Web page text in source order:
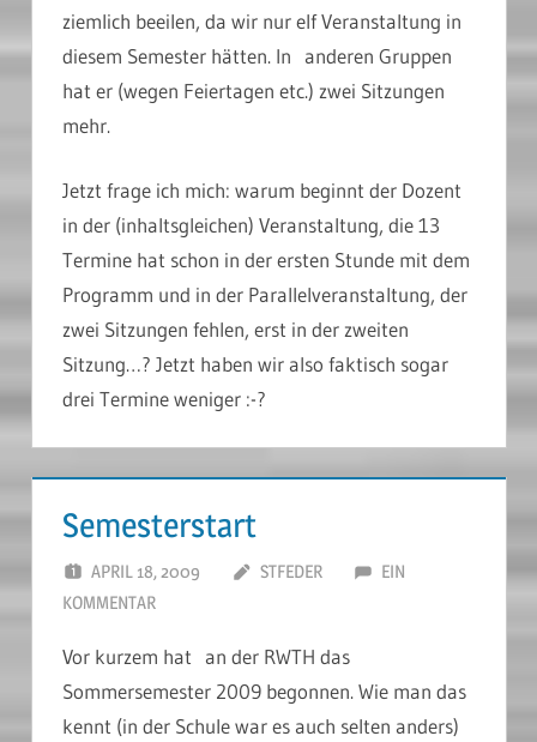
ziemlich beeilen, da wir nur elf Veranstaltung in
diesem Semester hätten. In anderen Gruppen
hat er (wegen Feiertagen etc.) zwei Sitzungen
mehr.
Jetzt frage ich mich: warum beginnt der Dozent
in der (inhaltsgleichen) Veranstaltung, die 13
Termine hat schon in der ersten Stunde mit dem
Programm und in der Parallelveranstaltung, der
zwei Sitzungen fehlen, erst in der zweiten
Sitzung…? Jetzt haben wir also faktisch sogar
drei Termine weniger :-?
Semesterstart
APRIL 18, 2009 STFEDER
EIN
KOMMENTAR
Vor kurzem hat an der RWTH das
Sommersemester 2009 begonnen. Wie man das
kennt (in der Schule war es auch selten anders)